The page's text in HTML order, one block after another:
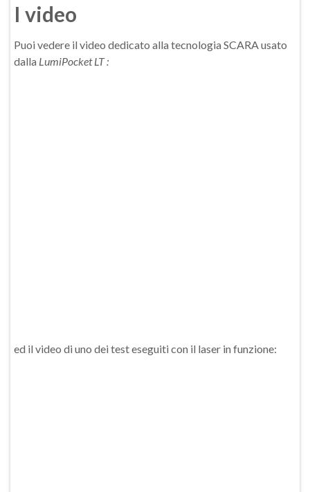
I video
Puoi vedere il video dedicato alla tecnologia SCARA usato
dalla LumiPocket LT :
ed il video di uno dei test eseguiti con il laser in funzione: